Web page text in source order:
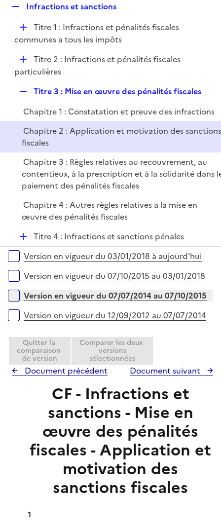
r
l
i
e
r
p
l
i
e
r
Infractions et sanctions
D
é
i
Titre 1 : Infractions et pénalités fiscales
communes a tous les impôts
D
é
i
e
r
Titre 2 : Infractions et pénalités fiscales
particulières
p
l
e
r
Titre 3 : Mise en œuvre des pénalités fiscales
Chapitre 1 : Constatation et preuve des infractions
Chapitre 2 : Application et motivation des
fiscales
Chapitre 3 : Règles relatives au recouvrement, au
contentieux, à la prescription et à la solidarité dans
paiement des pénalités fiscales
Chapitre 4 : Autres règles relatives a la mise en
œuvre des pénalités fiscales
D
é
p
l
i
e
Titre 4 : Infractions et sanctions pénales
Versions sur la période
Version en vigueur du 03/01/2018 à aujourd'hui
Version en vigueur du 07/10/2015 au 03/01/2018
Version en vigueur du 07/07/2014 au 07/10/2015
Version en vigueur du 12/09/2012 au 07/07/2014
Quitter la
comparaison
de version
Comparer les deux
versions
sélectionnées
Document précédent Document suivant
CF - Infractions et
sanctions - Mise en
œuvre des pénalités
fiscales - Application et
motivation des
sanctions fiscales
1